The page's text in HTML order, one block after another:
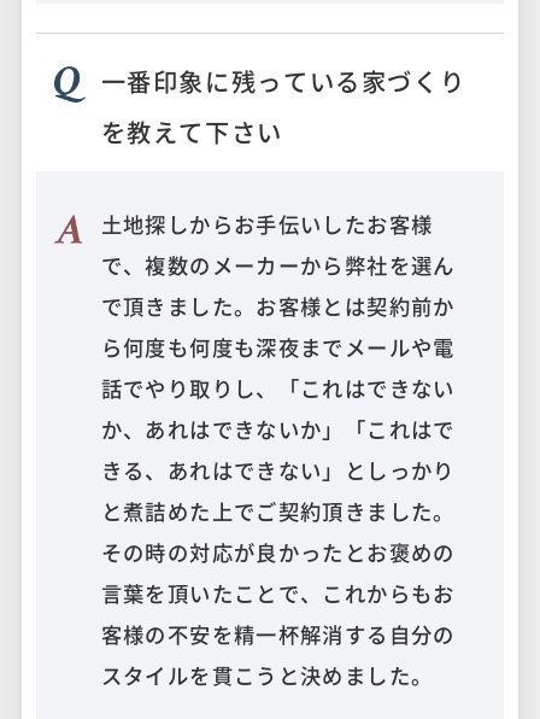
一番印象に残っている家づくり
を教えて下さい
土地探しからお手伝いしたお客様
で、複数のメーカーから弊社を選ん
で頂きました。お客様とは契約前か
ら何度も何度も深夜までメールや電
話でやり取りし、「これはできない
か、あれはできないか」「これはで
きる、あれはできない」としっかり
と煮詰めた上でご契約頂きました。
その時の対応が良かったとお褒めの
言葉を頂いたことで、これからもお
客様の不安を精一杯解消する自分の
スタイルを貫こうと決めました。